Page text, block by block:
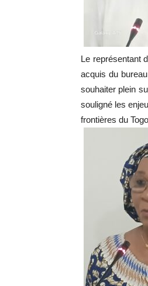
Le représentant
acquis du
souhaiter plein
souligné les
frontières du